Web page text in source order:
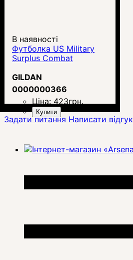
В наявності
Футболка US Military
Surplus Combat
GILDAN
0000000366
Ціна:423грн.
Купити
Задати питання Написати відгук